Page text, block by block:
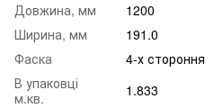
Довжина, мм
1200
Ширина, мм
191.0
Фаска
4-х стороння
В упаковці
м.кв.
1.833